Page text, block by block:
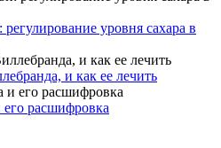
уровня сахара в
и как ее лечить
его расшифровка